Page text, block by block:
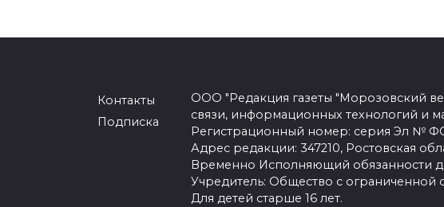
Контакты
Подписка
ООО "Редакция газеты "Морозовский
связи, информационных технологий и
Регистрационный номер: серия Эл №
Адрес редакции: 347210, Ростовская
Временно Исполняющий обязанности
Учредитель: Общество с ограниченной
Для детей старше 16 лет.